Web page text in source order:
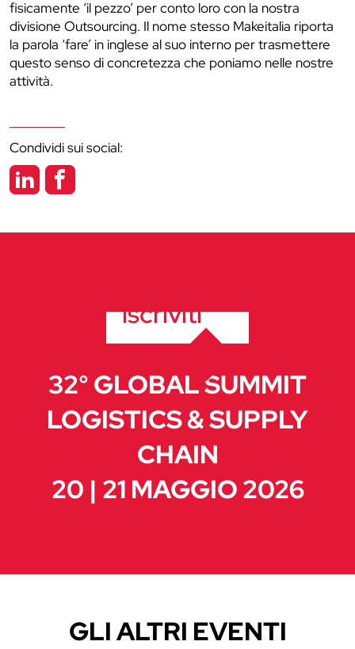
fisicamente ‘il pezzo’ per conto loro con la nostra
divisione Outsourcing. Il nome stesso Makeitalia riporta
la parola ‘fare’ in inglese al suo interno per trasmettere
questo senso di concretezza che poniamo nelle nostre
attività.
Condividi sui social:
iscriviti
32° GLOBAL SUMMIT
LOGISTICS & SUPPLY
CHAIN
20 | 21 MAGGIO 2026
GLI ALTRI EVENTI